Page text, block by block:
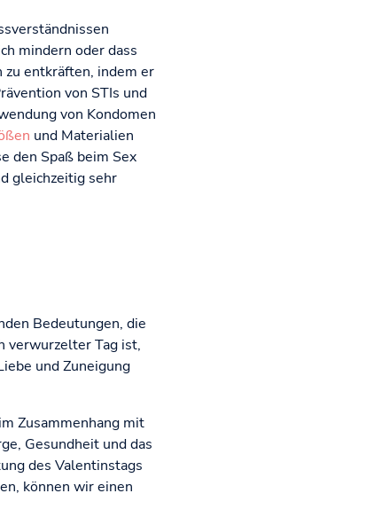
mindern oder dass
zu entkräften, indem er
von STIs und
von Kondomen
und Materialien
den Spaß beim Sex
gleichzeitig sehr
Bedeutungen, die
verwurzelter Tag ist,
und Zuneigung
Zusammenhang mit
Gesundheit und das
des Valentinstags
können wir einen